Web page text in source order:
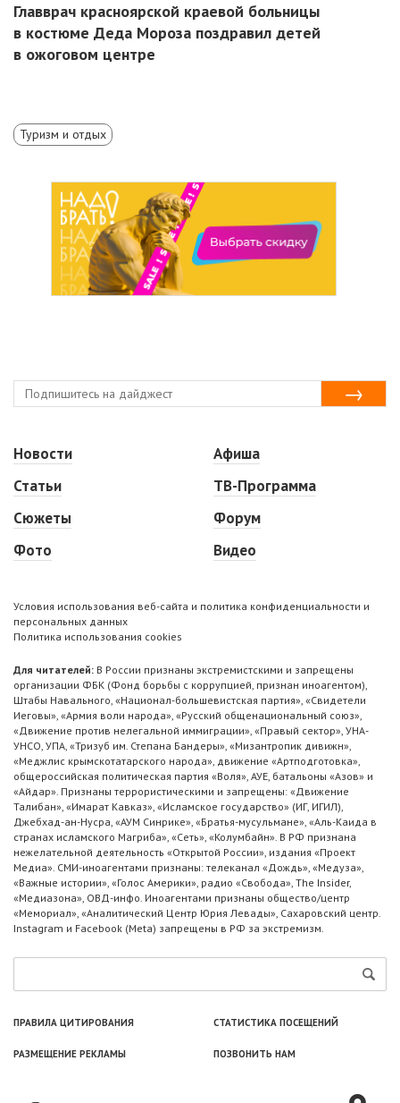
Главврач красноярской краевой больницы
в костюме Деда Мороза поздравил детей
в ожоговом центре
Туризм и отдых
Новости
Статьи
Сюжеты
Фото
Афиша
ТВ-Программа
Форум
Видео
Условия использования веб-сайта и политика конфиденциальности и
персональных данных
Политика использования cookies
Для читателей: В России признаны экстремистскими и запрещены
организации ФБК (Фонд борьбы с коррупцией, признан иноагентом),
Штабы Навального, «Национал-большевистская партия», «Свидетели
Иеговы», «Армия воли народа», «Русский общенациональный союз»,
«Движение против нелегальной иммиграции», «Правый сектор», УНА-
УНСО, УПА, «Тризуб им. Степана Бандеры», «Мизантропик дивижн»,
«Меджлис крымскотатарского народа», движение «Артподготовка»,
общероссийская политическая партия «Воля», АУЕ, батальоны «Азов» и
«Айдар». Признаны террористическими и запрещены: «Движение
Талибан», «Имарат Кавказ», «Исламское государство» (ИГ, ИГИЛ),
Джебхад-ан-Нусра, «АУМ Синрике», «Братья-мусульмане», «Аль-Каида в
странах исламского Магриба», «Сеть», «Колумбайн». В РФ признана
нежелательной деятельность «Открытой России», издания «Проект
Медиа». СМИ-иноагентами признаны: телеканал «Дождь», «Медуза»,
«Важные истории», «Голос Америки», радио «Свобода», The Insider,
«Медиазона», ОВД-инфо. Иноагентами признаны общество/центр
«Мемориал», «Аналитический Центр Юрия Левады», Сахаровский центр.
Instagram и Facebook (Metа) запрещены в РФ за экстремизм.
ПРАВИЛА ЦИТИРОВАНИЯ СТАТИСТИКА ПОСЕЩЕНИЙ
РАЗМЕЩЕНИЕ РЕКЛАМЫ ПОЗВОНИТЬ НАМ